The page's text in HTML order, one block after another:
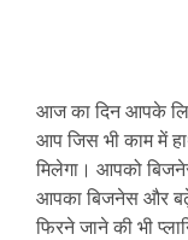
आज का दिन आपके लिए
आप जिस भी काम में
मिलेगा। आपको
आपका बिजनेस और
फिरने जाने की भी